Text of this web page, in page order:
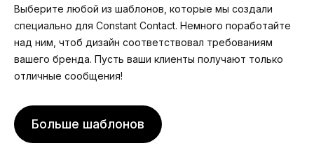
Выберите любой из шаблонов, которые мы создали
специально для Constant Contact. Немного поработайте
над ним, чтоб дизайн соответствовал требованиям
вашего бренда. Пусть ваши клиенты получают только
отличные сообщения!
Больше шаблонов